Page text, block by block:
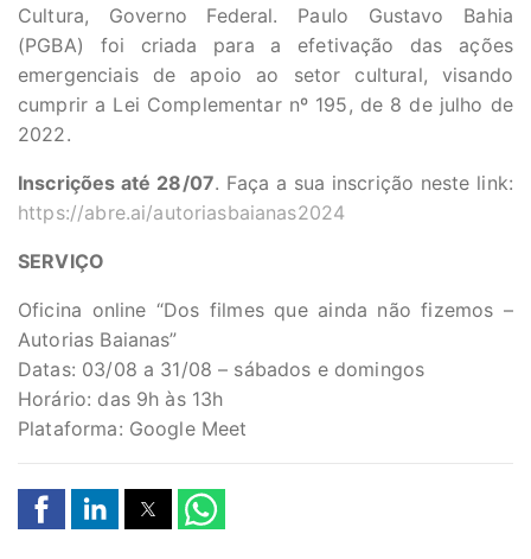
Cultura, Governo Federal. Paulo Gustavo Bahia
(PGBA) foi criada para a efetivação das ações
emergenciais de apoio ao setor cultural, visando
cumprir a Lei Complementar nº 195, de 8 de julho de
2022.
Inscrições até 28/07. Faça a sua inscrição neste link:
https://abre.ai/autoriasbaianas2024
SERVIÇO
Oficina online “Dos filmes que ainda não fizemos –
Autorias Baianas”
Datas: 03/08 a 31/08 – sábados e domingos
Horário: das 9h às 13h
Plataforma: Google Meet